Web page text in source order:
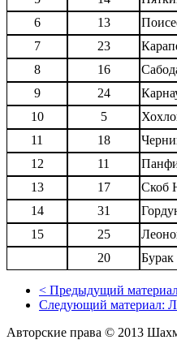
6
13
7
23
8
16
9
24
10
5
11
18
12
11
13
17 Скоб
14
31
15
25
20
< Предыдущий
Следующий материал:
Авторские права © 2013